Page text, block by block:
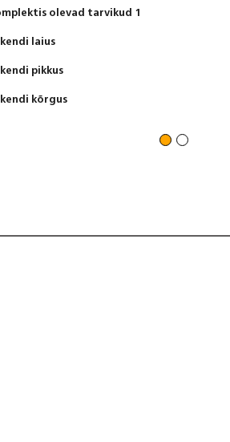
olevad tarvikud 1
laius
pikkus
kõrgus